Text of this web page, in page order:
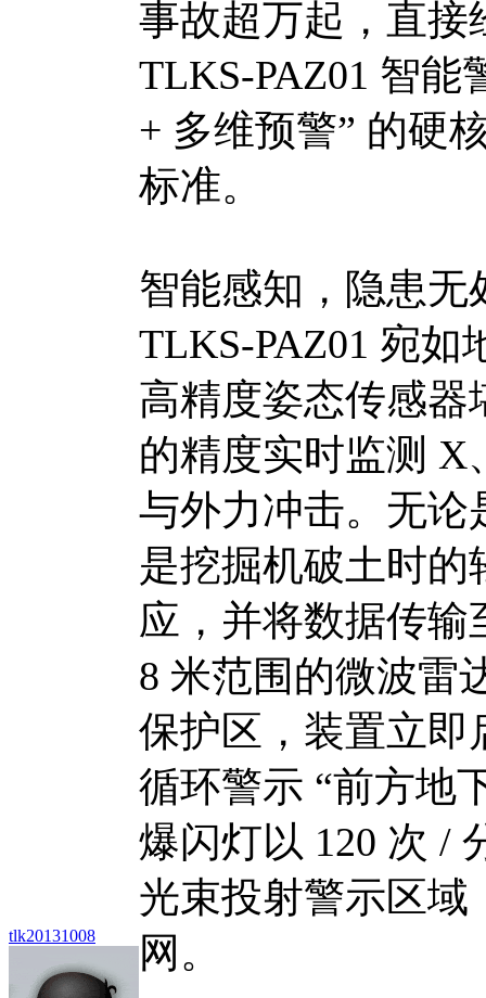
tlk20131008
事故超万起，直接
TLKS-PAZ01 智能
+ 多维预警” 的硬
标准。
智能感知，隐患无
TLKS-PAZ01 宛如
高精度姿态传感器
的精度实时监测 X
与外力冲击。无论
是挖掘机破土时
应，并将数据传
8 米范围的微波雷
保护区，装置立
循环警示 “前方地
爆闪灯以 120 次 /
光束投射警示区域
网。